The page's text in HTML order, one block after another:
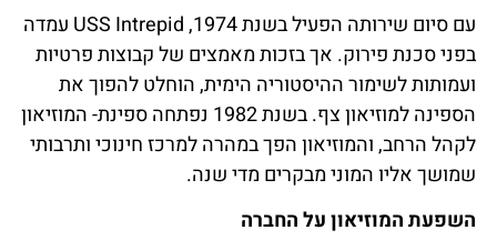
עם סיום שירותה הפעיל בשנת 1974, USS Intrepid עמדה
בפני סכנת פירוק. אך בזכות מאמצים של קבוצות פרטיות
ועמותות לשימור ההיסטוריה הימית, הוחלט להפוך את
הספינה למוזיאון צף. בשנת 1982 נפתחה ספינת- המוזיאון
לקהל הרחב, והמוזיאון הפך במהרה למרכז חינוכי ותרבותי
שמושך אליו המוני מבקרים מדי שנה.
השפעת המוזיאון על החברה